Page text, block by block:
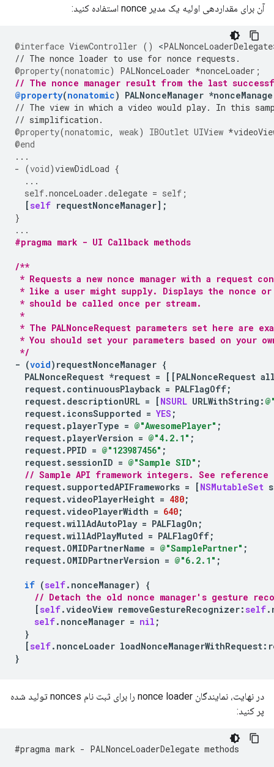
آن برای مقداردهی اولیه یک مدیر nonce استفاده کنید:
@interface ViewController () <PALNonceLoaderDelegate
// The nonce loader to use for nonce requests.
@property(nonatomic) PALNonceLoader *nonceLoader ;
// The nonce manager result from the last
@property(nonatomic) PALNonceManager *
// The view in which a video would play. In this
// simplification.
@property(nonatomic, weak) IBOutlet UIView *
@end
...
-
(void)viewDidLoad {
...
self.nonceLoader .delegate = self ;
[ self requestNonceManager];
}
...
#pragma mark - UI Callback methods
/**
* Requests a new nonce manager with a request
* like a user might supply. Displays the nonce
* should be called once per stream.
*
* The PALNonceRequest parameters set here are
* You should set your parameters based on your
*/
- (void) requestNonceManager {
PALNonceRequest *request = [[ PALNonceRequest
request. continuousPlayback = PALFlagOff;
request. descriptionURL = [ NSURL URLWithString :
request. iconsSupported = YES ;
request. playerType = @"AwesomePlayer" ;
request. playerVersion = @"4.2.1" ;
request. PPID = @"123987456" ;
request. sessionID = @"Sample SID" ;
// Sample API framework integers. See
request. supportedAPIFrameworks = [ NSMutableSet
request.videoPlayerHeight = 480;
request.videoPlayerWidth = 640;
request.willAdAutoPlay = PALFlagOn ;
request.willAdPlayMuted = PALFlagOff;
request. OMIDPartnerName = @"SamplePartner" ;
request. OMIDPartnerVersion = @"6.2.1" ;
if (self. nonceManager)
{
// Detach the old nonce manager's gesture
[ self.videoView removeGestureRecognizer: self.
self. nonceManager = nil ;
}
[ self. nonceLoader loadNonceManagerWithRequest:
}
در نهایت، نمایندگان nonce loader را برای ثبت نام nonces تولید شده
پر کنید:
#pragma mark - PALNonceLoaderDelegate methods